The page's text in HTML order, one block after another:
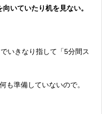
いていたり机を見ない。
いきなり指して「5分間ス
も準備していないので。